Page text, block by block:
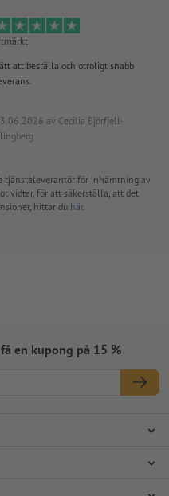
att beställa och otroligt snabb
av Cecilia Björfjell-
tjänsteleverantör för inhämtning av
vidtar, för att säkerställa, att det
hittar du här.
en kupong på 15 %